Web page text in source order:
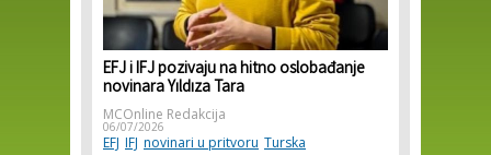
EFJ i IFJ pozivaju na hitno oslobađanje
novinara Yıldıza Tara
MCOnline Redakcija
06/07/2026
EFJ IFJ novinari u pritvoru Turska